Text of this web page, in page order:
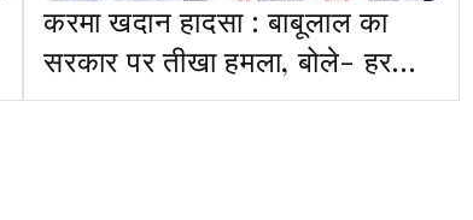
करमा खदान हादसा : बाबूलाल का
सरकार पर तीखा हमला, बोले- हर
जान का देना होगा हिसाब